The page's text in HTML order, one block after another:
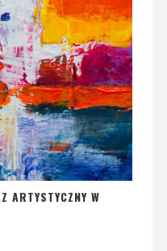
ARTYSTYCZNY W